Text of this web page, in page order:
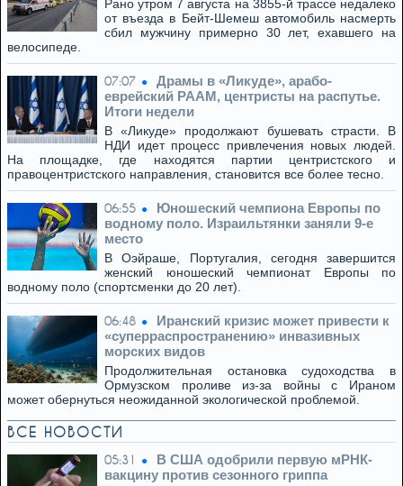
Рано утром 7 августа на 3855-й трассе недалеко
от въезда в Бейт-Шемеш автомобиль насмерть
сбил мужчину примерно 30 лет, ехавшего на
велосипеде.
07:07
Драмы в «Ликуде», арабо-
еврейский РААМ, центристы на распутье.
Итоги недели
В «Ликуде» продолжают бушевать страсти. В
НДИ идет процесс привлечения новых людей.
На площадке, где находятся партии центристского и
правоцентристского направления, становится все более тесно.
06:55
Юношеский чемпиона Европы по
водному поло. Израильтянки заняли 9-е
место
В Оэйраше, Португалия, сегодня завершится
женский юношеский чемпионат Европы по
водному поло (спортсменки до 20 лет).
06:48
Иранский кризис может привести к
«суперраспространению» инвазивных
морских видов
Продолжительная остановка судоходства в
Ормузском проливе из-за войны с Ираном
может обернуться неожиданной экологической проблемой.
ВСЕ НОВОСТИ
05:31
В США одобрили первую мРНК-
вакцину против сезонного гриппа